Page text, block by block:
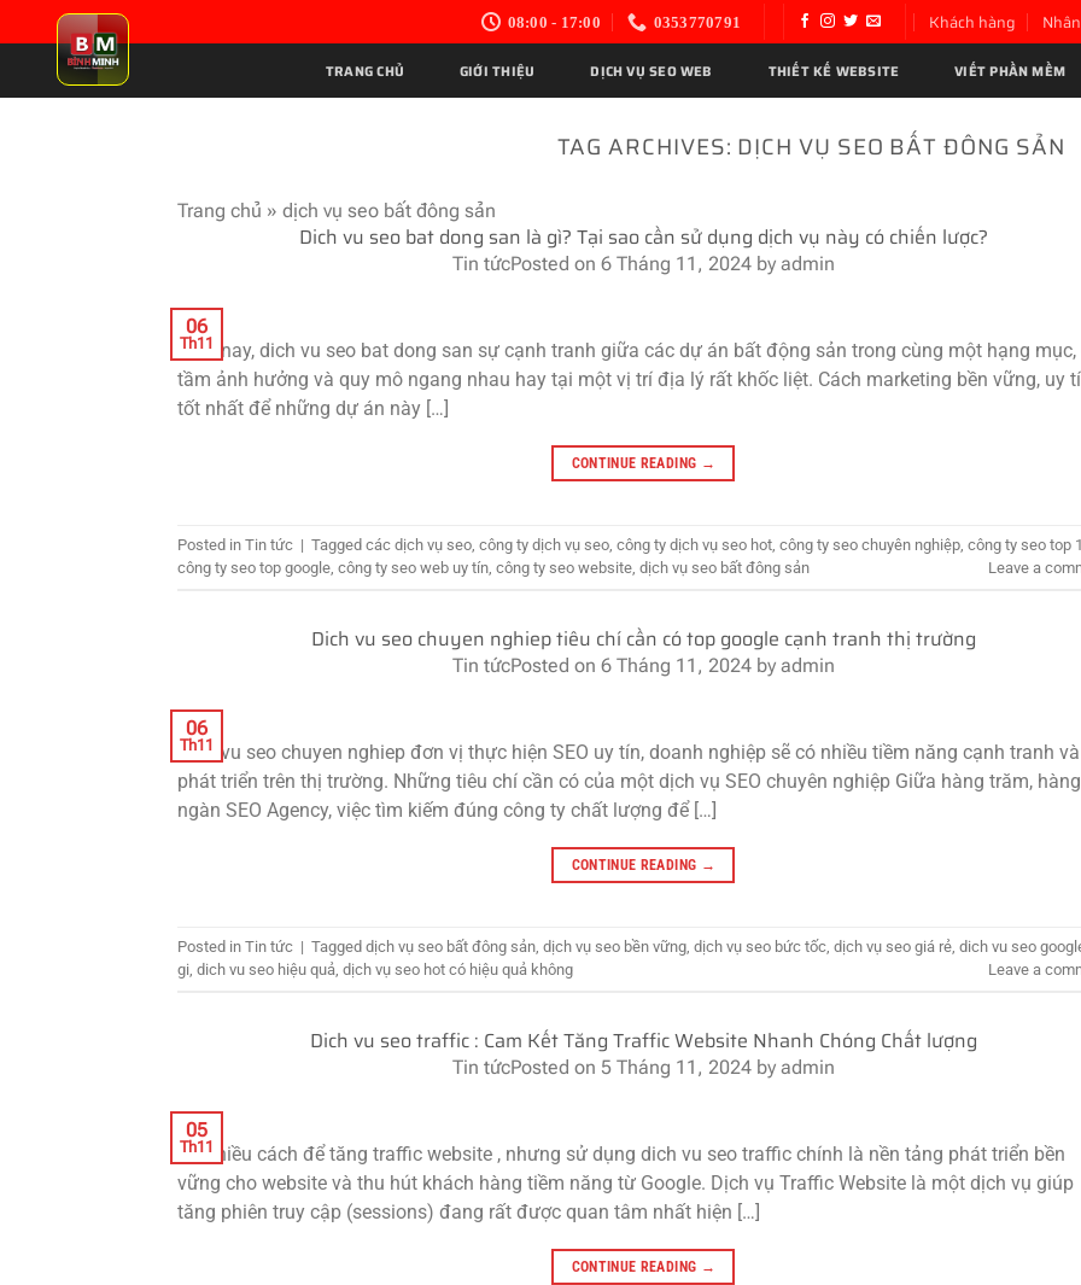
to
content
08:00 - 17:00 0353770791 Khách hàng
TRANG CHỦ GIỚI THIỆU DỊCH VỤ SEO WEB THIẾT KẾ WEBSITE VIẾT PHẦN MỀM
TAG ARCHIVES: DỊCH VỤ SEO BẤT ĐÔNG SẢN
Trang chủ » dịch vụ seo bất đông sản
Dich vu seo bat dong san là gì? Tại sao cần sử dụng dịch vụ này có chiến lược?
Tin tứcPosted on 6 Tháng 11, 2024by admin
06
Th11
Hiện nay, dich vu seo bat dong san sự cạnh tranh giữa các dự án bất động sản trong cùng một hạng mục,
tầm ảnh hưởng và quy mô ngang nhau hay tại một vị trí địa lý rất khốc liệt. Cách marketing bền vững, uy
tốt nhất để những dự án này […]
CONTINUE READING →
Posted in Tin tức | Tagged các dịch vụ seo, công ty dịch vụ seo, công ty dịch vụ seo hot, công ty seo chuyên nghiệp, công ty seo top 1
công ty seo top google, công ty seo web uy tín, công ty seo website, dịch vụ seo bất đông sản Leave a
Dich vu seo chuyen nghiep tiêu chí cần có top google cạnh tranh thị trường
Tin tứcPosted on 6 Tháng 11, 2024by admin
06
Th11
Dich vu seo chuyen nghiep đơn vị thực hiện SEO uy tín, doanh nghiệp sẽ có nhiều tiềm năng cạnh tranh và
phát triển trên thị trường. Những tiêu chí cần có của một dịch vụ SEO chuyên nghiệp Giữa hàng trăm, hàng
ngàn SEO Agency, việc tìm kiếm đúng công ty chất lượng để […]
CONTINUE READING →
Posted in Tin tức | Tagged dịch vụ seo bất đông sản, dịch vụ seo bền vững, dịch vụ seo bức tốc, dịch vụ seo giá rẻ, dich vu seo
gi, dich vu seo hiệu quả, dịch vụ seo hot có hiệu quả không Leave a
Dich vu seo traffic : Cam Kết Tăng Traffic Website Nhanh Chóng Chất lượng
Tin tứcPosted on 5 Tháng 11, 2024by admin
05
Th11
Có nhiều cách để tăng traffic website , nhưng sử dụng dich vu seo traffic chính là nền tảng phát triển bền
vững cho website và thu hút khách hàng tiềm năng từ Google. Dịch vụ Traffic Website là một dịch vụ giúp
tăng phiên truy cập (sessions) đang rất được quan tâm nhất hiện […]
CONTINUE READING →